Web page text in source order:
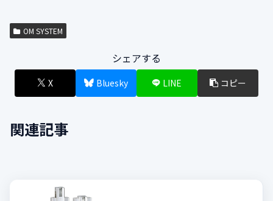
OM SYSTEM
シェアする
X Bluesky LINE コピー
関連記事